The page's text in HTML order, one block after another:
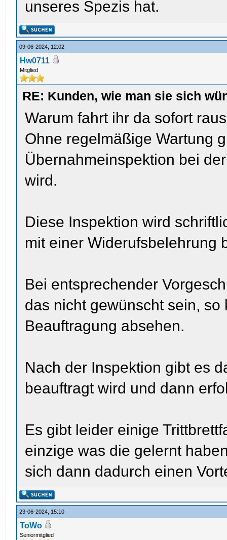
unseres Spezis hat.
09-06-2024, 12:02
Hw0711
Mitglied
RE: Kunden, wie man sie sich
Warum fahrt ihr da sofort
Ohne regelmäßige Wartung
Übernahmeinspektion bei
wird.
Diese Inspektion wird
mit einer Widerufsbelehrung
Bei entsprechender
das nicht gewünscht sein,
Beauftragung absehen.
Nach der Inspektion gibt es
beauftragt wird und dann
Es gibt leider einige
einzige was die gelernt
sich dann dadurch einen
23-06-2024, 15:10
ToWo
Seniormitglied